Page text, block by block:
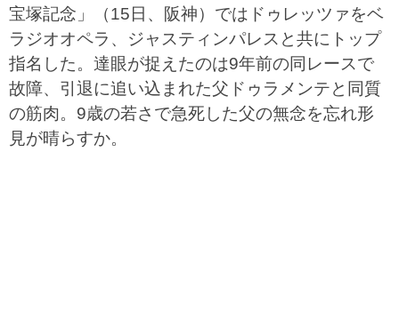
宝塚記念」（15日、阪神）ではドゥレッツァをベ
ラジオオペラ、ジャスティンパレスと共にトップ
指名した。達眼が捉えたのは9年前の同レースで
故障、引退に追い込まれた父ドゥラメンテと同質
の筋肉。9歳の若さで急死した父の無念を忘れ形
見が晴らすか。